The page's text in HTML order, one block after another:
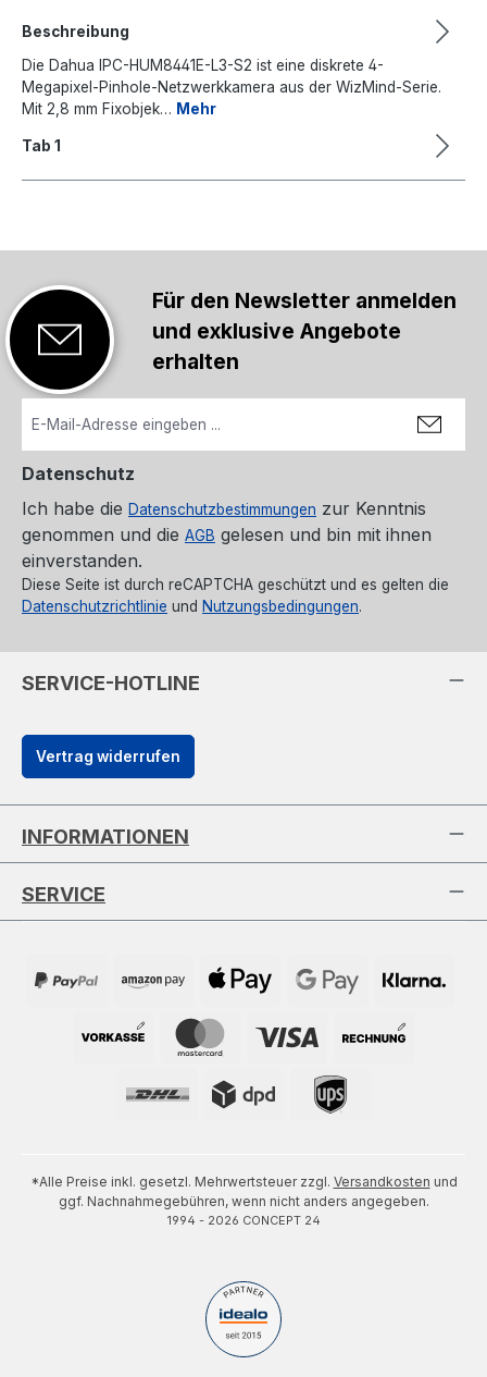
Beschreibung
Die Dahua IPC-HUM8441E-L3-S2 ist eine diskrete 4-
Megapixel-Pinhole-Netzwerkkamera aus der WizMind-Serie.
Mit 2,8 mm Fixobjek… Mehr
Tab 1
Für den Newsletter anmelden
und exklusive Angebote
erhalten
Datenschutz
Ich habe die Datenschutzbestimmungen zur Kenntnis
genommen und die AGB gelesen und bin mit ihnen
einverstanden.
Diese Seite ist durch reCAPTCHA geschützt und es gelten die
Datenschutzrichtlinie und Nutzungsbedingungen.
SERVICE-HOTLINE
Vertrag widerrufen
INFORMATIONEN
SERVICE
*Alle Preise inkl. gesetzl. Mehrwertsteuer zzgl. Versandkosten und
ggf. Nachnahmegebühren, wenn nicht anders angegeben.
1994 - 2026 CONCEPT 24